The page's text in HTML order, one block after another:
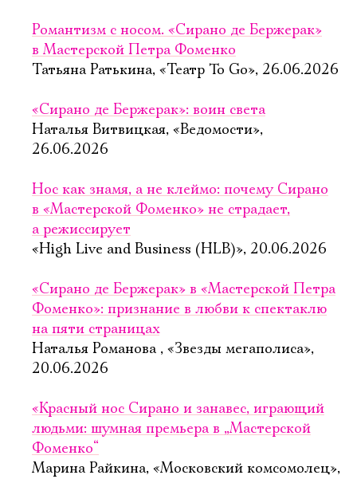
Романтизм с носом. «Сирано де Бержерак»
в Мастерской Петра Фоменко
Татьяна Ратькина, «Театр To Go», 26.06.2026
«Сирано де Бержерак»: воин света
Наталья Витвицкая, «Ведомости»,
26.06.2026
Нос как знамя, а не клеймо: почему Сирано
в «Мастерской Фоменко» не страдает,
а режиссирует
«High Live and Business (HLB)», 20.06.2026
«Сирано де Бержерак» в «Мастерской Петра
Фоменко»: признание в любви к спектаклю
на пяти страницах
Наталья Романова , «Звезды мегаполиса»,
20.06.2026
«Красный нос Сирано и занавес, играющий
людьми: шумная премьера в „Мастерской
Фоменко“
Марина Райкина, «Московский комсомолец»,